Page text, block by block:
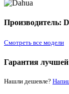
Производитель:
Смотреть все модели
Гарантия
Нашли дешевле?